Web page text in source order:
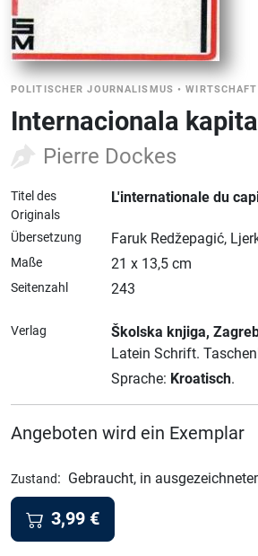
POLITISCHER JOURNALISMUS •WIRTSCHAFT
Internacionala
Pierre Dockes
Titel des
Originals
L'internationale du
Übersetzung Faruk Redžepagić,
Maße 21 x 13,5 cm
Seitenzahl 243
Verlag Školska knjiga,
Latein Schrift.
Sprache: Kroatisch.
Angeboten wird ein Exemplar
Zustand: Gebraucht, in
3,99 €